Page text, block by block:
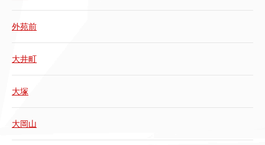
外苑前
大井町
大塚
大岡山